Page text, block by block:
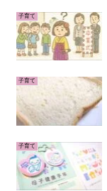
子育て
子育て
子育て